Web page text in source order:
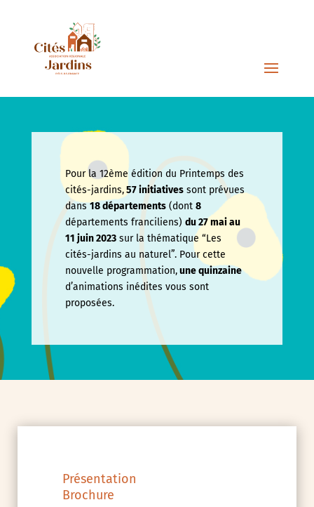
Pour la 12ème édition du Printemps des
cités-jardins,57 initiativessont prévues
dans18 départements(dont 8
départements franciliens) du 27 mai au
11 juin2023sur la thématique “Les
cités-jardins au naturel”. Pour cette
nouvelle programmation,une quinzaine
d’animations inédites vous sont
proposées.
Présentation
Brochure